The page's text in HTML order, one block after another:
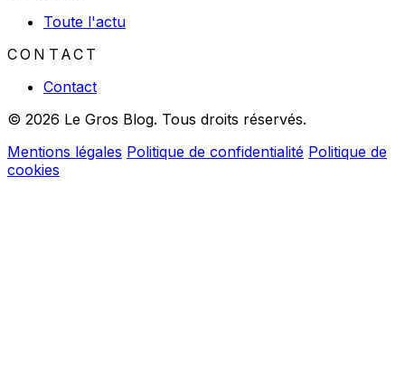
Toute l'actu
CONTACT
Contact
© 2026 Le Gros Blog. Tous droits réservés.
Mentions légales Politique de confidentialité Politique de
cookies